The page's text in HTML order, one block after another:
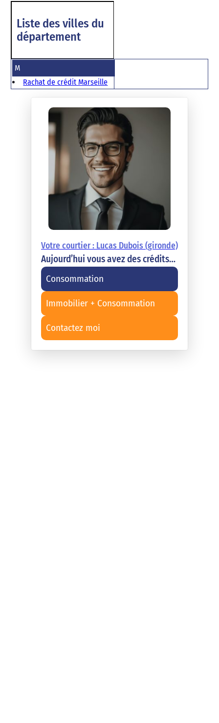
Liste des villes du
département
M
Rachat de crédit Marseille
Votre courtier : Lucas Dubois (gironde)
Aujourd’hui vous avez des crédits…
Consommation
Immobilier + Consommation
Contactez moi